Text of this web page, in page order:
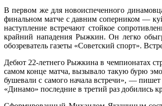
В первом же для новоиспеченного
финальном матче с давним соперником —
наступление встречают стойкое
крайний нападения Рыжкин. Он легко
обозреватель газеты «Советский спорт».
Дебют 22-летнего Рыжкина в чемпионатах
самом конце матча, вызывало такую бурю
бушевали с самого начала встречи», —
«Динамо» последние в третий раз добились